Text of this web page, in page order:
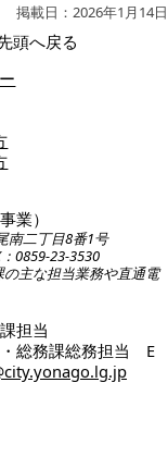
掲載日：2026年1月14日
頭へ戻る
業）
南二丁目8番1号
0859-23-3530
主な担当業務や直通電
担当
総務課総務担当 E